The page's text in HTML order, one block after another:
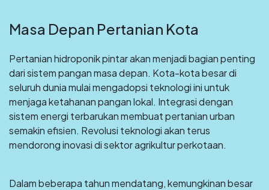
Masa Depan Pertanian Kota
Pertanian hidroponik pintar akan menjadi bagian penting
dari sistem pangan masa depan. Kota-kota besar di
seluruh dunia mulai mengadopsi teknologi ini untuk
menjaga ketahanan pangan lokal. Integrasi dengan
sistem energi terbarukan membuat pertanian urban
semakin efisien. Revolusi teknologi akan terus
mendorong inovasi di sektor agrikultur perkotaan.
Dalam beberapa tahun mendatang, kemungkinan besar